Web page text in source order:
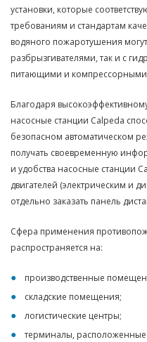
установки, которые
требованиям и стандартам
водяного пожаротушения
разбрызгивателями, так и с
питающими и
Благодаря
насосные станции Calpeda
безопасном автоматическом
получать своевременную
и удобства насосные станции
двигателей (электрическим и
отдельно заказать панель
Сфера применения
распространяется на:
производственные
складские помещения;
логистические центры;
терминалы,